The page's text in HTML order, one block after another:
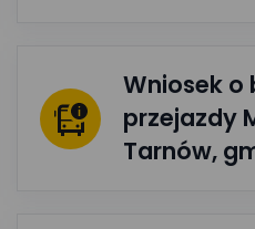
Wniosek o
przejazdy
Tarnów,